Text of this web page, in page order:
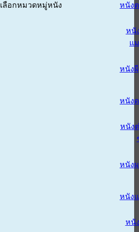
เลือกหมวดหมู่หนัง หนัง
หนั
แ
หนังผี
หนัง
หนัง
หนัง
หนัง
หนั